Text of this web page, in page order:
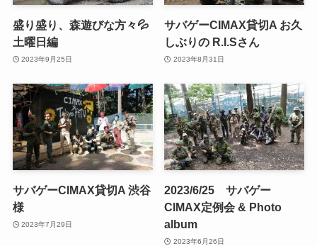
盛り盛り、森遊びな方々💦
土曜日編
2023年9月25日
サバゲーCIMAX貸切A お久
しぶりの R.I.Sさん
2023年8月31日
サバゲーCIMAX貸切A 渋谷
様
2023年7月29日
2023/6/25 サバゲー
CIMAX定例会 & Photo
album
2023年6月26日